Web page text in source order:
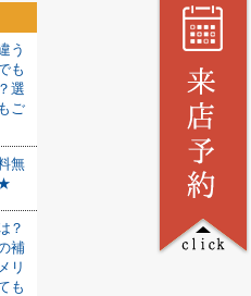
う
も
選
ご
無
？
補
リ
も